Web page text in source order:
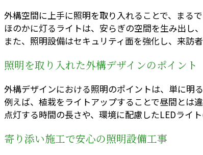
外構空間に上手に照明を取り入れることで、まる
ほのかに灯るライトは、安らぎの空間を生み出し
また、照明設備はセキュリティ面を強化し、来訪
照明を取り入れた外構デザインのポイント
外構デザインにおける照明のポイントは、単に明
例えば、植栽をライトアップすることで昼間とは
点灯する時間の長さや、環境に配慮したLEDライト
寄り添い施工で安心の照明設備工事